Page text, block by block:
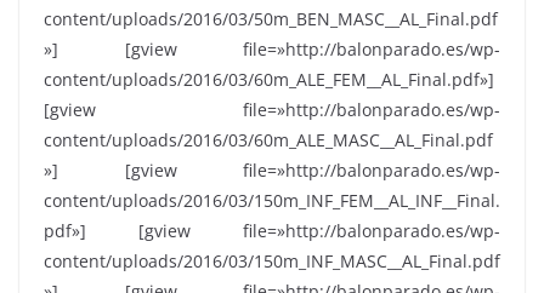
content/uploads/2016/03/50m_BEN_MASC__AL_Final.pdf
»] [gview file=»http://balonparado.es/wp-
content/uploads/2016/03/60m_ALE_FEM__AL_Final.pdf»]
[gview file=»http://balonparado.es/wp-
content/uploads/2016/03/60m_ALE_MASC__AL_Final.pdf
»] [gview file=»http://balonparado.es/wp-
content/uploads/2016/03/150m_INF_FEM__AL_INF__Final.
pdf»] [gview file=»http://balonparado.es/wp-
content/uploads/2016/03/150m_INF_MASC__AL_Final.pdf